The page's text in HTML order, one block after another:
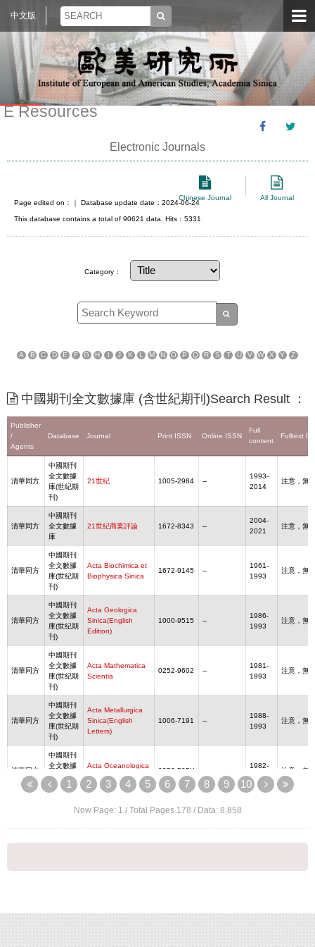
中文版
E Resources
Electronic Journals
Chinese Journal All Journal
Page edited on： ｜ Database update date：2024-06-24
This database contains a total of 90621 data. Hits：5331
Category：
A B C D E F G H I J K L M N O P Q R S T U V W X Y Z
中國期刊全文數據庫 (含世紀期刊)Search Result ：
Publisher
/
Agents
Database Journal Print ISSN Online ISSN
Full
content
Fulltext
清華同方
中國期刊
全文數據
庫(世紀期
刊)
21世紀 1005-2984 --
1993-
2014
注意，無
清華同方
中國期刊
全文數據
庫
21世紀商業評論 1672-8343 --
2004-
2021
注意，無
清華同方
中國期刊
全文數據
庫(世紀期
刊)
Acta Biochimica et
Biophysica Sinica
1672-9145 --
1961-
1993
注意，無
清華同方
中國期刊
全文數據
庫(世紀期
刊)
Acta Geologica
Sinica(English
Edition)
1000-9515 --
1986-
1993
注意，無
清華同方
中國期刊
全文數據
庫(世紀期
刊)
Acta Mathematica
Scientia
0252-9602 --
1981-
1993
注意，無
清華同方
中國期刊
全文數據
庫(世紀期
刊)
Acta Metallurgica
Sinica(English
Letters)
1006-7191 --
1988-
1993
注意，無
清華同方
中國期刊
全文數據
庫(世紀期
刊)
Acta Oceanologica
Sinica
0253-505X
1982-
1993
注意，無
全文數據
Pharmaceutica
2211-3835 --
中國期刊
Acta
刊)
中國期刊
全文數據
1992-
1 2 3 4 5 6 7 8 9 10
Now Page: 1 / Total Pages 178 / Data: 8,858